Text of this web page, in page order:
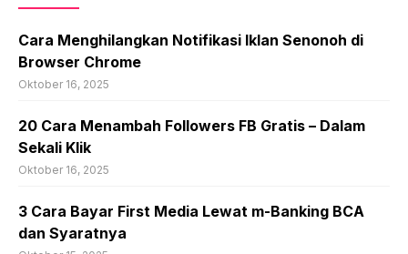
Cara Menghilangkan Notifikasi Iklan Senonoh di
Browser Chrome
Oktober 16, 2025
20 Cara Menambah Followers FB Gratis – Dalam
Sekali Klik
Oktober 16, 2025
3 Cara Bayar First Media Lewat m-Banking BCA
dan Syaratnya